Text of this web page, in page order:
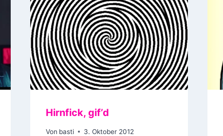
Hirnfick, gif’d
Von basti 3. Oktober 2012